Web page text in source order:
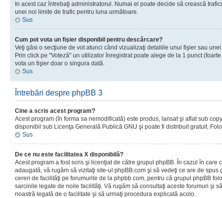
In acest caz întrebaţi administratorul. Numai el poate decide să crească
unei noi limite de trafic pentru luna următoare.
Sus
Cum pot vota un fişier disponibil pentru descărcare?
Veţi găsi o secţiune de vot atunci când vizualizaţi detaliile unui fişier sau
Prin click pe "Voteză" un utilizator înregistrat poate alege de la 1 punct
vota un fişier doar o singura dată.
Sus
Întrebări despre phpBB 3
Cine a scris acest program?
Acest program (în forma sa nemodificată) este produs, lansat şi aflat sub
disponibil sub Licenţa Generală Publică GNU şi poate fi distribuit gratuit.
Sus
De ce nu este facilitatea X disponibilă?
Acest program a fost scris şi licenţiat de către grupul phpBB. În cazul în care
adaugată, vă rugăm să vizitaţi site-ul phpBB.com şi să vedeţi ce are de
cereri de facilităţi pe forumurile de la phpbb.com, pentru că grupul phpBB
sarcinile legate de noile facilităţi. Vă rugăm să consultaţi aceste forumuri şi
noastră legată de o facilitate şi să urmaţi procedura explicată acolo.